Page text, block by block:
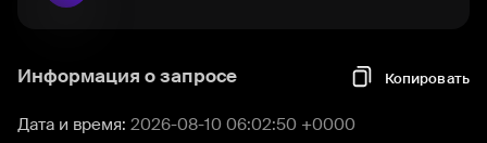
Информация о запросе Копировать
Дата и время: 2026-08-10 06:02:50 +0000